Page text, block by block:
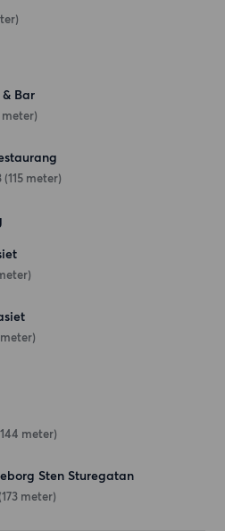
Bar
meter)
(115 meter)
meter)
Sten Sturegatan
(173 meter)